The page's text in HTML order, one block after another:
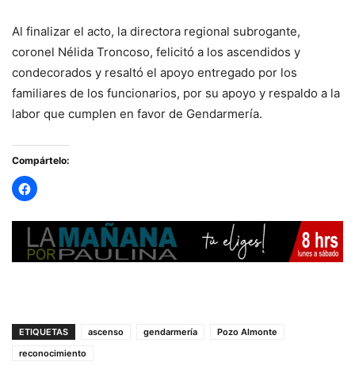
Al finalizar el acto, la directora regional subrogante,
coronel Nélida Troncoso, felicitó a los ascendidos y
condecorados y resaltó el apoyo entregado por los
familiares de los funcionarios, por su apoyo y respaldo a la
labor que cumplen en favor de Gendarmería.
Compártelo:
ETIQUETAS ascenso gendarmería
Pozo Almonte
reconocimiento